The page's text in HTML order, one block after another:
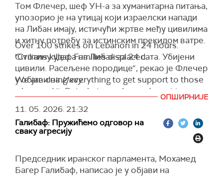
Том Флечер, шеф УН-a за хуманитарна питања,
упозорио је на утицај који израелски напади
на Либан имају, истичући жртве међу цивилима
и хитну потребу за истинским прекидом ватре.
"Стотину удара на Либан за 24 сата. Убијени
цивили. Расељене породице“, рекао је Флечер
у објави наИксу.
Флечер, заменик генералног секретара УН за
хуманитарна питања и координатор за хитну
помоћ, рекао је да су напори за пружање
помоћи у току, али да не могу заменити крај
Over 100 strikes on Lebanon in 24 hours.
Civilians killed. Families displaced.
We are doing everything to get support to those
who need it. But what people need most is a
— Tom Fletcher (@UNReliefChief) May 11, 2026
ОПШИРНИЈЕ
11. 05. 2026.21:32
Галибаф: Пружићемо одговор на
сваку агресију
Председник иранског парламента, Мохамед
Багер Галибаф, написао је у објави на